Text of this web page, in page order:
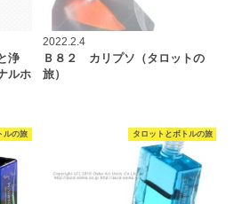
浄
ルホ
2022.2.4
Ｂ８２ カリプソ（タロットの
旅）
ルの旅 タロットとボトルの旅